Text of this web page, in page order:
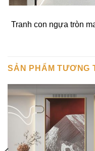
Tranh con ngựa tròn
SẢN PHẨM TƯƠNG